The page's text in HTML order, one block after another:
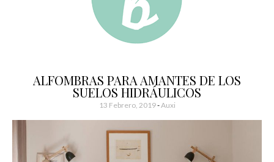
Bonitismos
ALFOMBRAS PARA AMANTES DE LOS
SUELOS HIDRÁULICOS
13 Febrero, 2019-Auxi